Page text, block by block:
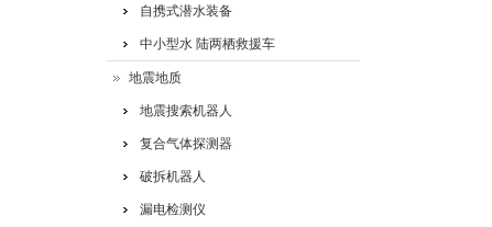
自携式潜水装备
中小型水 陆两栖救援车
地震地质
地震搜索机器人
复合气体探测器
破拆机器人
漏电检测仪